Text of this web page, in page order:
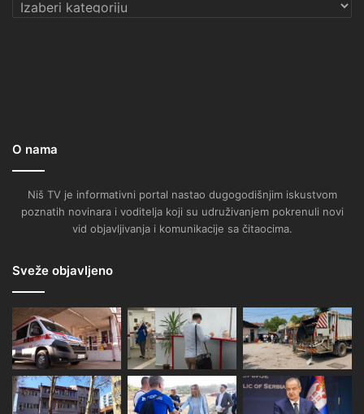
O nama
Niš TV je informativni portal nastao dugogodišnjim iskustvom
poznatih novinara i voditelja koji su udruživanjem pokrenuli novi
vid objavljivanja i komunikacije sa čitaocima.
Sveže objavljeno